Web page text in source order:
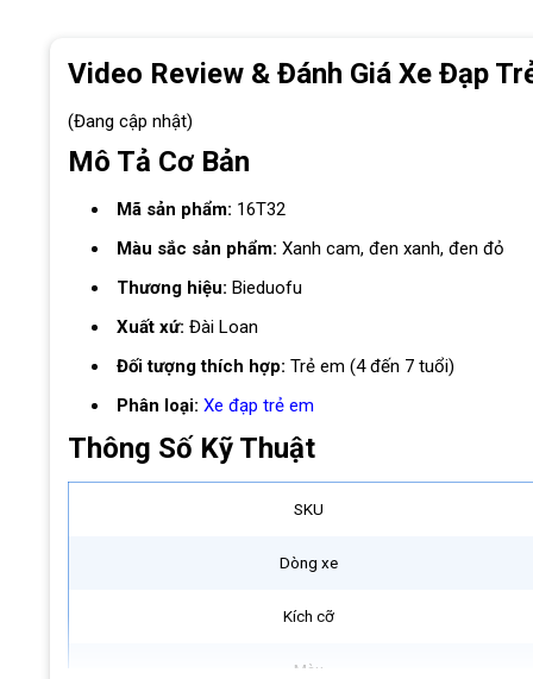
Video Review & Đánh Giá Xe Đạp
(Đang cập nhật)
Mô Tả Cơ Bản
Mã sản phẩm: 16T32
Màu sắc sản phẩm: Xanh cam, đen xanh, đen đỏ
Thương hiệu: Bieduofu
Xuất xứ: Đài Loan
Đối tượng thích hợp: Trẻ em (4 đến 7 tuổi)
Phân loại: Xe đạp trẻ em
Thông Số Kỹ Thuật
SKU
Dòng xe
Kích cỡ
Màu